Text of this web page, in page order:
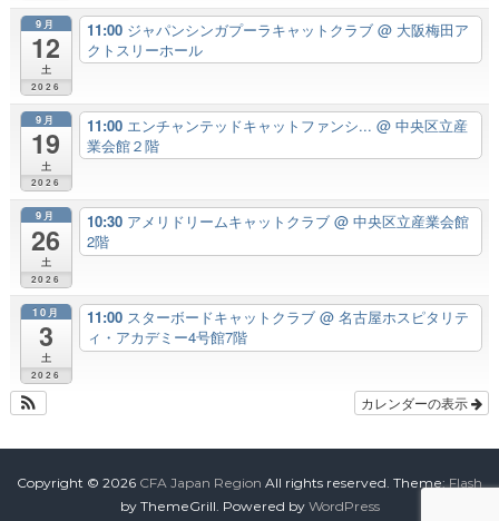
9月
12
土
2026
11:00 ジャパンシンガプーラキャットクラブ @ 大阪梅田ア
クトスリーホール
9月
19
土
2026
11:00 エンチャンテッドキャットファンシ... @ 中央区立産
業会館２階
9月
26
土
2026
10:30 アメリドリームキャットクラブ @ 中央区立産業会館
2階
10月
3
土
2026
11:00 スターボードキャットクラブ @ 名古屋ホスピタリテ
ィ・アカデミー4号館7階
カレンダーの表示
Copyright © 2026 CFA Japan Region All rights reserved. Theme:Flash
by ThemeGrill. Powered by WordPress